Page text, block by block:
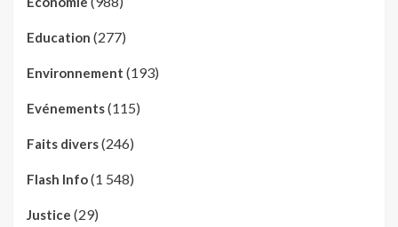
Education (277)
Environnement (193)
Evénements(115)
Faits divers(246)
Flash Info(1 548)
Justice (29)